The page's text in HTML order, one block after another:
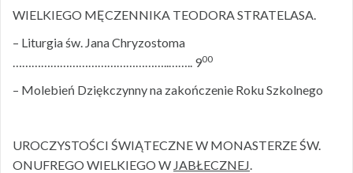
WIELKIEGO MĘCZENNIKA TEODORA STRATELASA.
– Liturgia św. Jana Chryzostoma
…………………………………………..…….. 900
– Molebień Dziękczynny na zakończenie Roku Szkolnego
UROCZYSTOŚCI ŚWIĄTECZNE W MONASTERZE ŚW.
ONUFREGO WIELKIEGO W JABŁECZNEJ.